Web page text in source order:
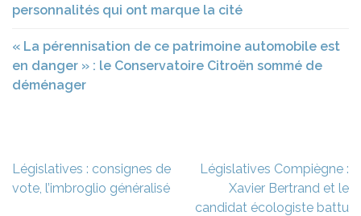
personnalités qui ont marque la cité
« La pérennisation de ce patrimoine automobile est
en danger » : le Conservatoire Citroën sommé de
déménager
Navigation
de
Législatives : consignes de
vote, l’imbroglio généralisé
Législatives Compiègne :
Xavier Bertrand et le
candidat écologiste battu